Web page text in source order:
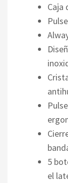
Caja
5
el